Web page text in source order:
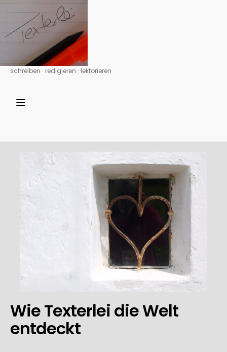
schreiben ∙ redigieren ∙ lektorieren
Wie Texterlei die Welt
entdeckt